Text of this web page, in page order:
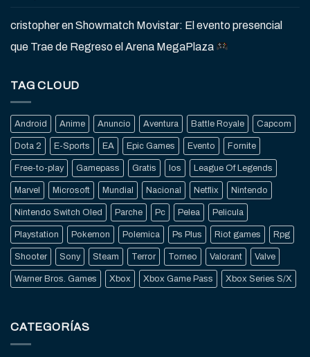
cristopherenShowmatch Movistar: El evento presencial
que Trae de Regreso el Arena MegaPlaza
TAG CLOUD
Android Anime Anuncio Aventura Battle Royale Capcom
Dota 2 E-Sports EA Epic Games Evento Fornite
Free-to-play Gamepass Gratis Ios League Of Legends
Marvel Microsoft Mundial Nacional Netflix Nintendo
Nintendo Switch Oled Parche Pc Pelea Pelicula
Playstation Pokemon Polemica Ps Plus Riot games Rpg
Shooter Sony Steam Terror Torneo Valorant Valve
Warner Bros. Games Xbox Xbox Game Pass Xbox Series S/X
CATEGORÍAS